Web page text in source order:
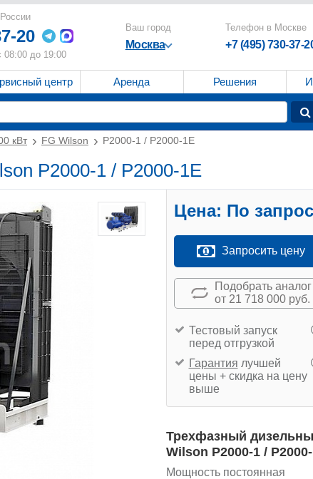
20
08:00 до 19:00
Ваш город
Москва
Телефон в Москве
+7 (495) 730-37-
центр Аренда Решения
кВт FG Wilson P2000-1 / P2000-1E
P2000-1 / P2000-1E
Цена: По
Запросить цену
Подобрать аналог
от 21 718 000 руб.
Тестовый запуск
перед отгрузкой
Гарантия лучшей
цены + скидка на цену
выше
Трехфазный
Wilson P2000-1 /
Мощность постоянная